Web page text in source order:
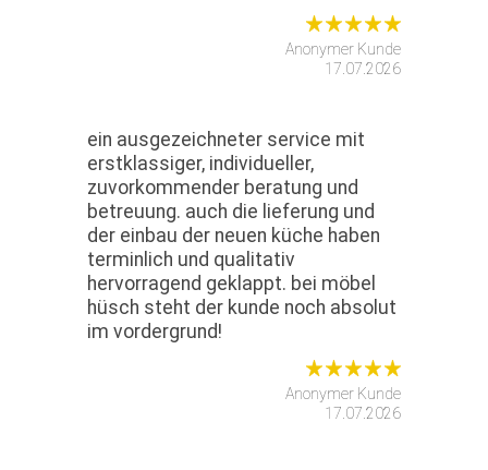
Anonymer Kunde
17.07.2026
ein ausgezeichneter service mit
erstklassiger, individueller,
zuvorkommender beratung und
betreuung. auch die lieferung und
der einbau der neuen küche haben
terminlich und qualitativ
hervorragend geklappt. bei möbel
hüsch steht der kunde noch absolut
im vordergrund!
Anonymer Kunde
17.07.2026